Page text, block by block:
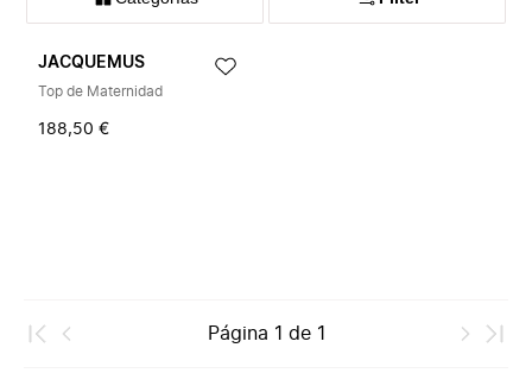
JACQUEMUS
Top de Maternidad
188,50 €
Página 1 de 1